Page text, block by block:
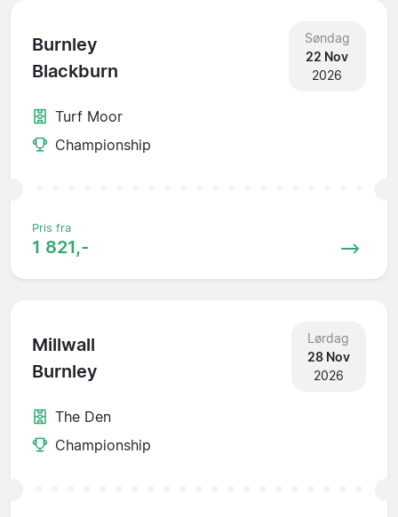
Burnley
Blackburn
Søndag
22 Nov
2026
Turf Moor
Championship
Pris fra
1 821,-
Millwall
Burnley
Lørdag
28 Nov
2026
The Den
Championship